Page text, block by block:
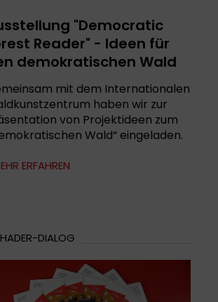
"Democratic
Reader" - Ideen für
demokratischen Wald
mit dem Internationalen
haben wir zur
von Projektideen zum
Wald“ eingeladen.
ERFAHREN
DIALOG